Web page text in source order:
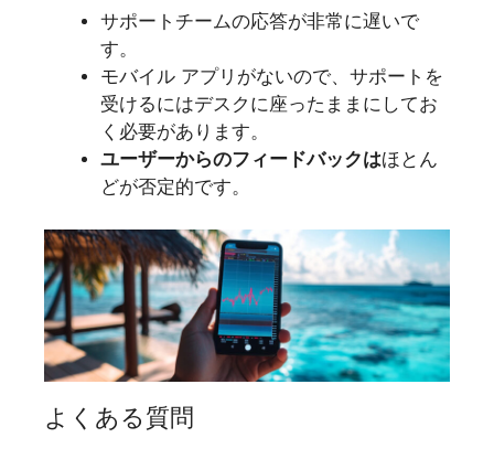
サポートチームの応答が非常に遅いで
す。
モバイル アプリがないので、サポートを
受けるにはデスクに座ったままにしてお
く必要があります。
ユーザーからのフィードバックはほとん
どが否定的です。
よくある質問